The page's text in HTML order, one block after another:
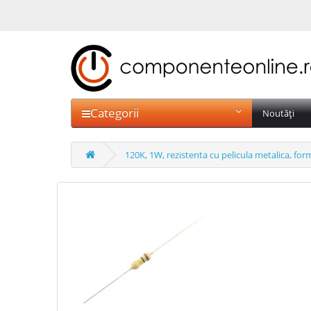
Categorii Noutăți
120K, 1W, rezistenta cu pelicula metalica,